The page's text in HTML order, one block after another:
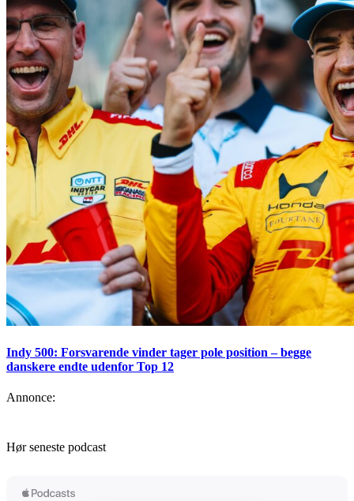
Indy 500: Forsvarende vinder tager pole position – begge
danskere endte udenfor Top 12
Annonce:
Hør seneste podcast